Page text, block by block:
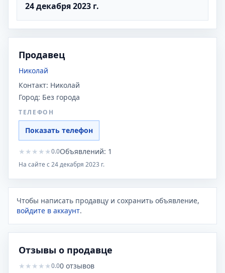
24 декабря 2023 г.
Продавец
Николай
Контакт: Николай
Город: Без города
ТЕЛЕФОН
Показать телефон
★ ★ ★ ★ ★0.0Объявлений: 1
На сайте с24 декабря 2023 г.
Чтобы написать продавцу и сохранить объявление,
войдите в аккаунт.
Отзывы о продавце
★ ★ ★ ★ ★0.00 отзывов